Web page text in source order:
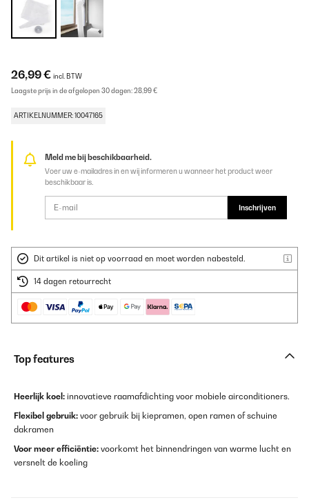
26,99 € incl. BTW
Laagste prijs in de afgelopen 30 dagen:28,99 €
ARTIKELNUMMER: 10047165
Meld me bij beschikbaarheid.
Voer uw e-mailadres in en wij informeren u wanneer het product weer
beschikbaar is.
Inschrijven
Dit artikel is niet op voorraad en moet worden nabesteld.
14 dagen retourrecht
Top features
Heerlijk koel: innovatieve raamafdichting voor mobiele airconditioners.
Flexibel gebruik: voor gebruik bij kiepramen, open ramen of schuine
dakramen
Voor meer efficiëntie: voorkomt het binnendringen van warme lucht en
versnelt de koeling